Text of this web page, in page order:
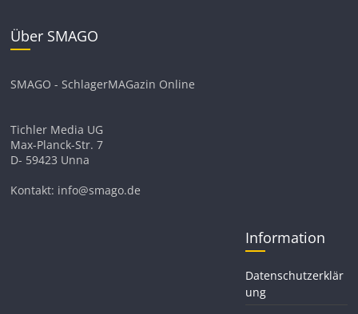
Über SMAGO
SMAGO - SchlagerMAGazin Online
Tichler Media UG
Max-Planck-Str. 7
D- 59423 Unna
Kontakt: info@smago.de
Information
Datenschutzerklär
ung